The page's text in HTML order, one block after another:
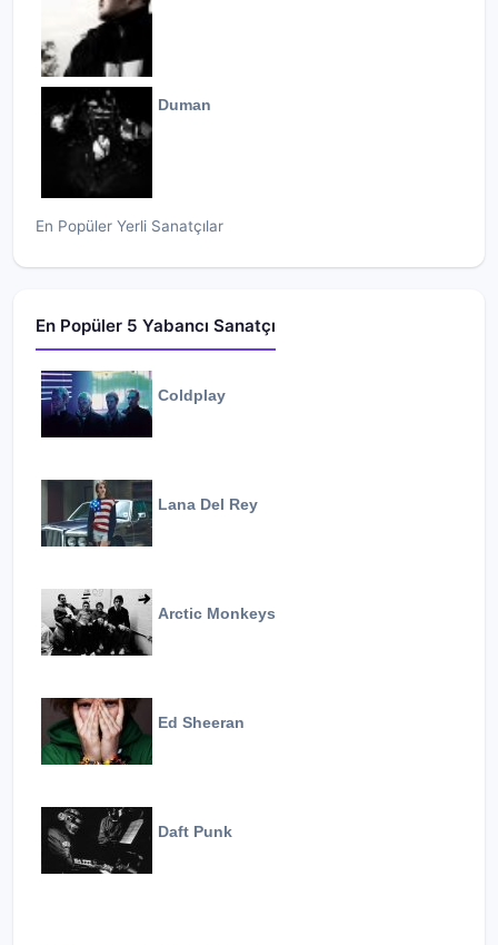
Duman
En Popüler Yerli Sanatçılar
En Popüler 5 Yabancı Sanatçı
Coldplay
Lana Del Rey
Arctic Monkeys
Ed Sheeran
Daft Punk